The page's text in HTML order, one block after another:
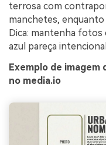
terrosa com
manchetes,
Dica: mantenha
azul pareça
Exemplo de
no media.io